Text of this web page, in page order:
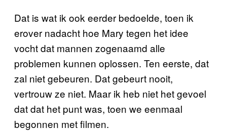
Dat is wat ik ook eerder bedoelde, toen ik
erover nadacht hoe Mary tegen het idee
vocht dat mannen zogenaamd alle
problemen kunnen oplossen. Ten eerste, dat
zal niet gebeuren. Dat gebeurt nooit,
vertrouw ze niet. Maar ik heb niet het gevoel
dat dat het punt was, toen we eenmaal
begonnen met filmen.